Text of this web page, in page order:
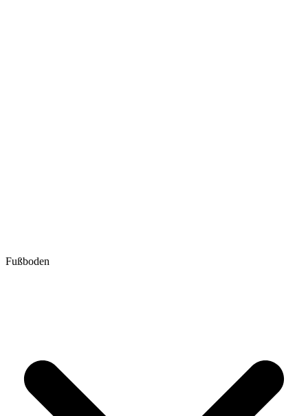
Fußboden